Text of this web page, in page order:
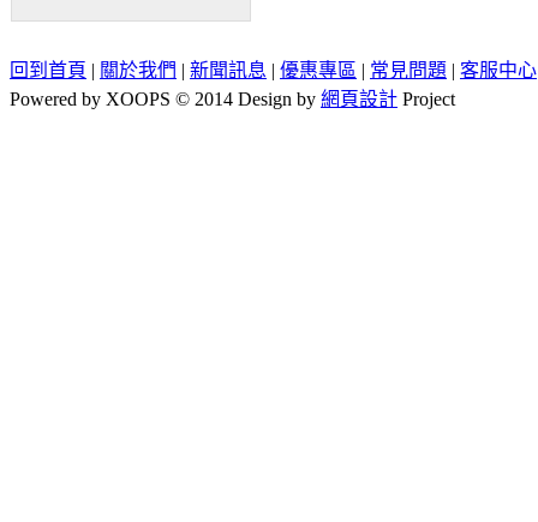
回到首頁 | 關於我們 | 新聞訊息 | 優惠專區 | 常見問題 | 客服中心
Powered by XOOPS © 2014 Design by 網頁設計 Project